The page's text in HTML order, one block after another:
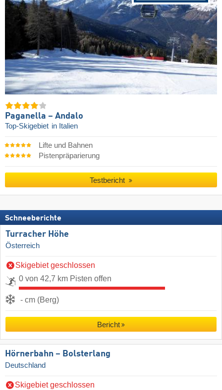
Paganella – Andalo
Top-Skigebiet in Italien
Lifte und Bahnen
Pistenpräparierung
Testbericht
Schneeberichte
Turracher Höhe
Österreich
Skigebiet geschlossen
0 von 42,7 km Pisten offen
- cm (Berg)
Bericht
Hörnerbahn – Bolsterlang
Deutschland
Skigebiet geschlossen